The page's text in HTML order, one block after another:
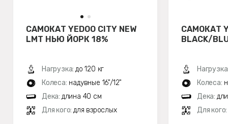
САМОКАТ YEDOO CITY NEW
LMT НЬЮ ЙОРК 18%
Нагрузка: до 120 кг
Колеса: надувные 16"/12"
Дека: длина 40 см
Для кого: для взрослых
САМОКАТ
BLACK/
Колеса:
Дека:
Для кого: